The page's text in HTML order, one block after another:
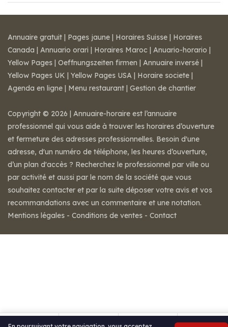
Annuaire gratuit | Pages jaune | Horaires Suisse | Horaires
Canada | Annuario orari | Horaires Maroc | Anuario-horario |
Yellow Pages | Oeffnungszeiten firmen | Annuaire inversé |
Yellow Pages UK | Yellow Pages USA | Horaire societe |
Agenda en ligne | Menu restaurant | Gestion de chantier
Copyright © 2026 | Annuaire-horaire est l’annuaire
professionnel qui vous aide à trouver les horaires d’ouverture
et fermeture des adresses professionnelles. Besoin d'une
adresse, d'un numéro de téléphone, les heures d’ouverture,
d’un plan d'accès ? Recherchez le professionnel par ville ou
par activité et aussi par le nom de la société que vous
souhaitez contacter et par la suite déposer votre avis et vos
recommandations avec un commentaire et une notation.
Mentions légales - Conditions de ventes - Contact